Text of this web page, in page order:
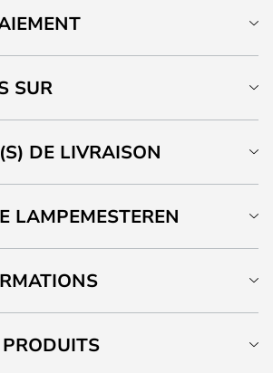
SUR
DE LIVRAISON
LAMPEMESTEREN